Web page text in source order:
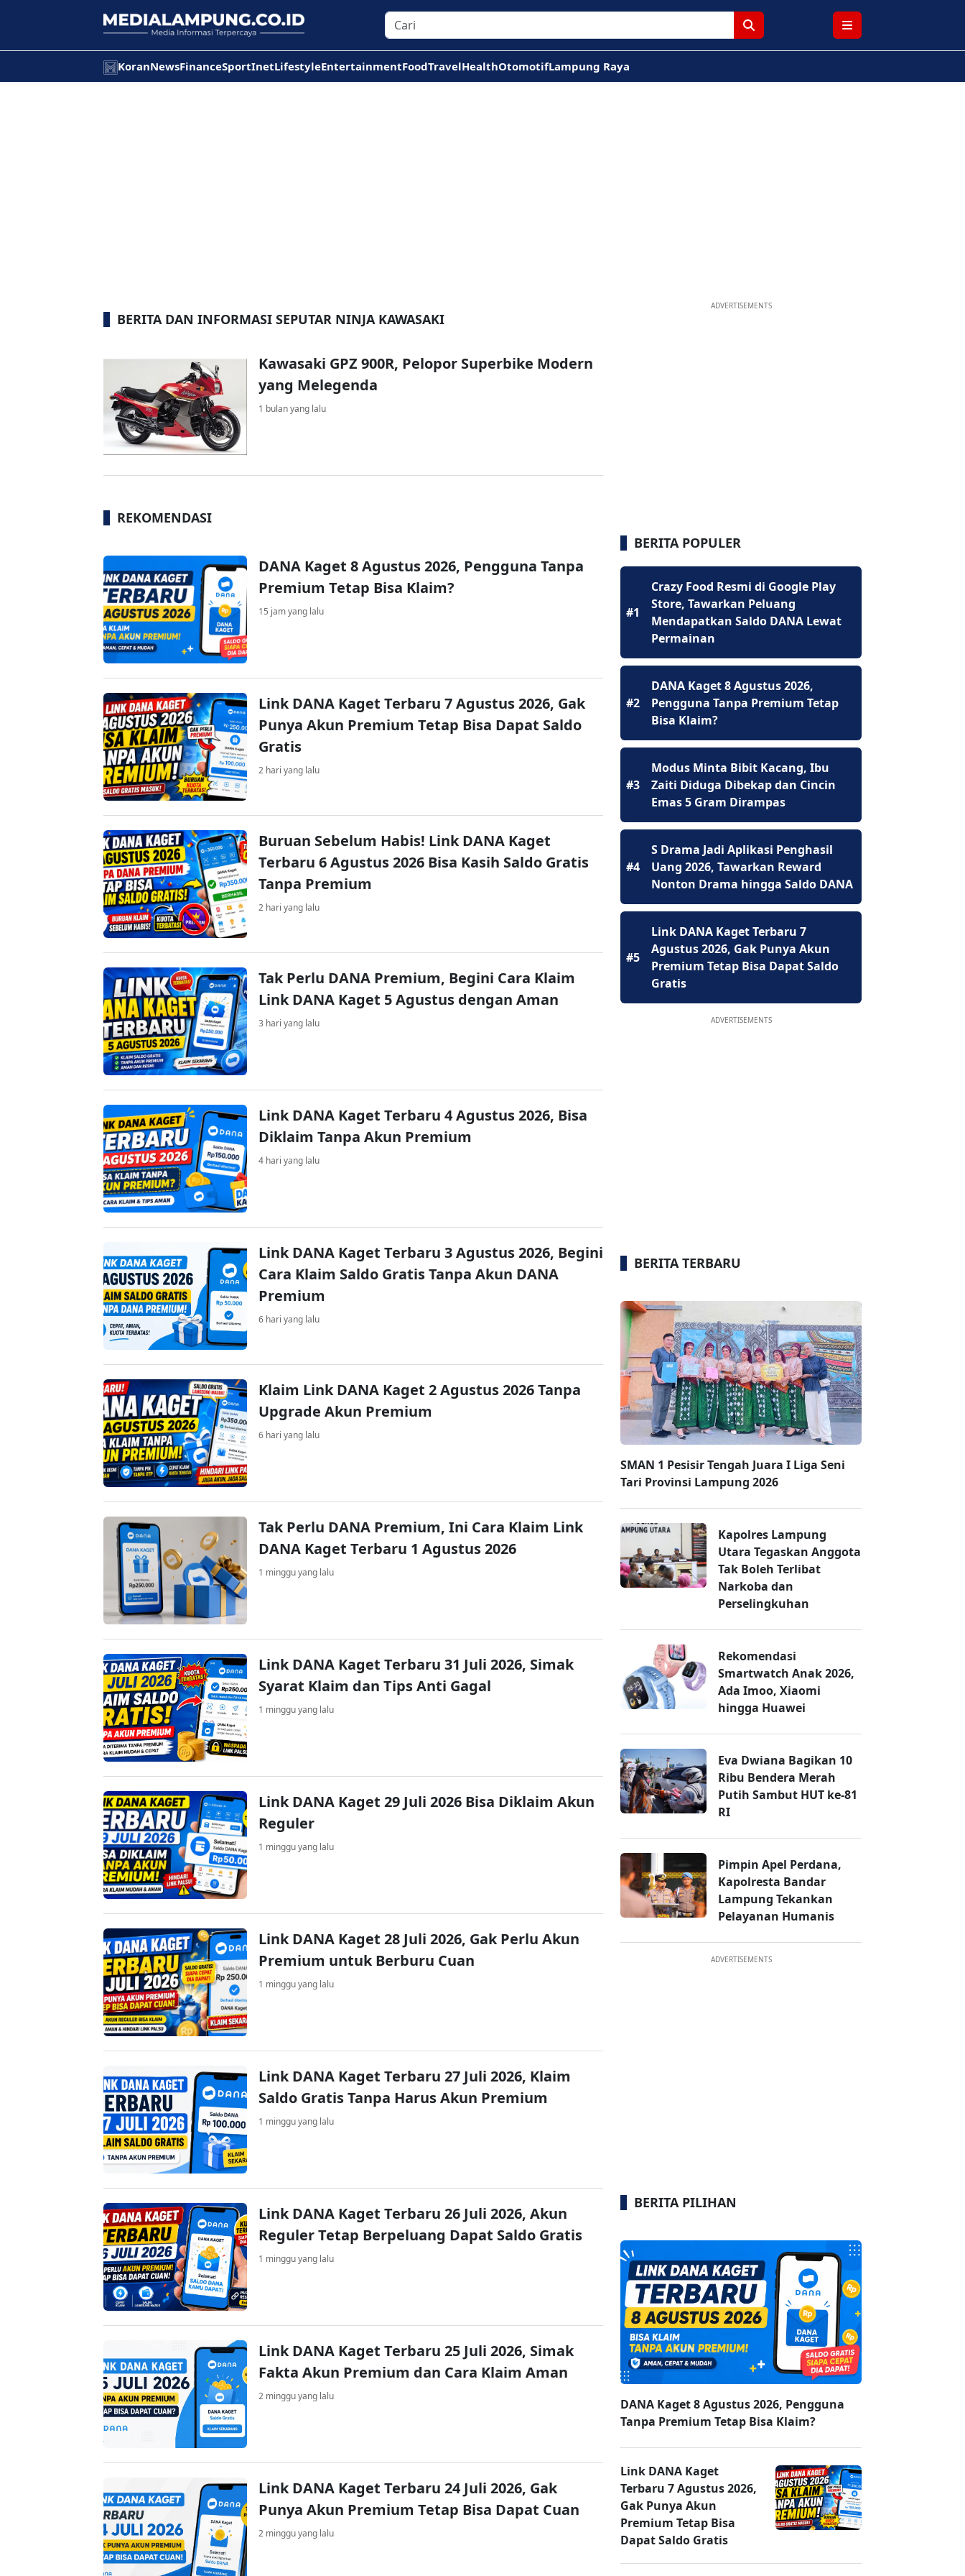
KoranNewsFinanceSportInetLifestyleEntertainmentFoodTravelHealthOtomotifLampung Raya
BERITA DAN INFORMASI SEPUTAR NINJA KAWASAKI
Kawasaki GPZ 900R, Pelopor Superbike Modern
yang Melegenda
1 bulan yang lalu
REKOMENDASI
DANA Kaget 8 Agustus 2026, Pengguna Tanpa
Premium Tetap Bisa Klaim?
15 jam yang lalu
Link DANA Kaget Terbaru 7 Agustus 2026, Gak
Punya Akun Premium Tetap Bisa Dapat Saldo
Gratis
2 hari yang lalu
Buruan Sebelum Habis! Link DANA Kaget
Terbaru 6 Agustus 2026 Bisa Kasih Saldo Gratis
Tanpa Premium
2 hari yang lalu
Tak Perlu DANA Premium, Begini Cara Klaim
Link DANA Kaget 5 Agustus dengan Aman
3 hari yang lalu
Link DANA Kaget Terbaru 4 Agustus 2026, Bisa
Diklaim Tanpa Akun Premium
4 hari yang lalu
Link DANA Kaget Terbaru 3 Agustus 2026, Begini
Cara Klaim Saldo Gratis Tanpa Akun DANA
Premium
6 hari yang lalu
Klaim Link DANA Kaget 2 Agustus 2026 Tanpa
Upgrade Akun Premium
6 hari yang lalu
Tak Perlu DANA Premium, Ini Cara Klaim Link
DANA Kaget Terbaru 1 Agustus 2026
1 minggu yang lalu
Link DANA Kaget Terbaru 31 Juli 2026, Simak
Syarat Klaim dan Tips Anti Gagal
1 minggu yang lalu
Link DANA Kaget 29 Juli 2026 Bisa Diklaim Akun
Reguler
1 minggu yang lalu
Link DANA Kaget 28 Juli 2026, Gak Perlu Akun
Premium untuk Berburu Cuan
1 minggu yang lalu
Link DANA Kaget Terbaru 27 Juli 2026, Klaim
Saldo Gratis Tanpa Harus Akun Premium
1 minggu yang lalu
Link DANA Kaget Terbaru 26 Juli 2026, Akun
Reguler Tetap Berpeluang Dapat Saldo Gratis
1 minggu yang lalu
Link DANA Kaget Terbaru 25 Juli 2026, Simak
Fakta Akun Premium dan Cara Klaim Aman
2 minggu yang lalu
Link DANA Kaget Terbaru 24 Juli 2026, Gak
Punya Akun Premium Tetap Bisa Dapat Cuan
2 minggu yang lalu
ADVERTISEMENTS
BERITA POPULER
#1
Crazy Food Resmi di Google Play
Store, Tawarkan Peluang
Mendapatkan Saldo DANA Lewat
Permainan
#2
DANA Kaget 8 Agustus 2026,
Pengguna Tanpa Premium Tetap
Bisa Klaim?
#3
Modus Minta Bibit Kacang, Ibu
Zaiti Diduga Dibekap dan Cincin
Emas 5 Gram Dirampas
#4
S Drama Jadi Aplikasi Penghasil
Uang 2026, Tawarkan Reward
Nonton Drama hingga Saldo DANA
#5
Link DANA Kaget Terbaru 7
Agustus 2026, Gak Punya Akun
Premium Tetap Bisa Dapat Saldo
Gratis
ADVERTISEMENTS
BERITA TERBARU
SMAN 1 Pesisir Tengah Juara I Liga Seni
Tari Provinsi Lampung 2026
Kapolres Lampung
Utara Tegaskan Anggota
Tak Boleh Terlibat
Narkoba dan
Perselingkuhan
Rekomendasi
Smartwatch Anak 2026,
Ada Imoo, Xiaomi
hingga Huawei
Eva Dwiana Bagikan 10
Ribu Bendera Merah
Putih Sambut HUT ke-81
RI
Pimpin Apel Perdana,
Kapolresta Bandar
Lampung Tekankan
Pelayanan Humanis
ADVERTISEMENTS
BERITA PILIHAN
DANA Kaget 8 Agustus 2026, Pengguna
Tanpa Premium Tetap Bisa Klaim?
Link DANA Kaget
Terbaru 7 Agustus 2026,
Gak Punya Akun
Premium Tetap Bisa
Dapat Saldo Gratis